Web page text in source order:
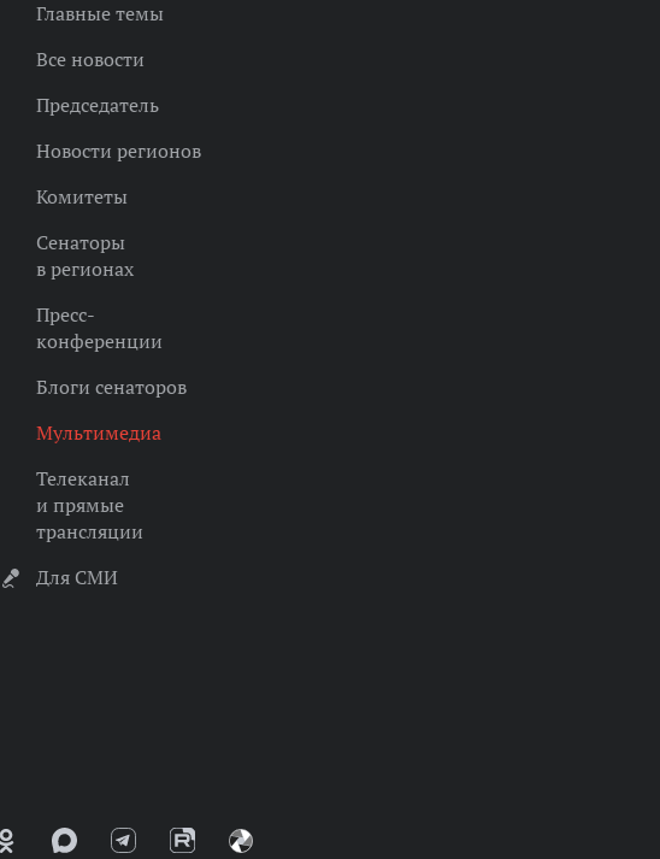
Главные темы
Все новости
Председатель
Новости регионов
Комитеты
Сенаторы
в регионах
Пресс-
конференции
Блоги сенаторов
Мультимедиа
Телеканал
и прямые
трансляции
Для СМИ